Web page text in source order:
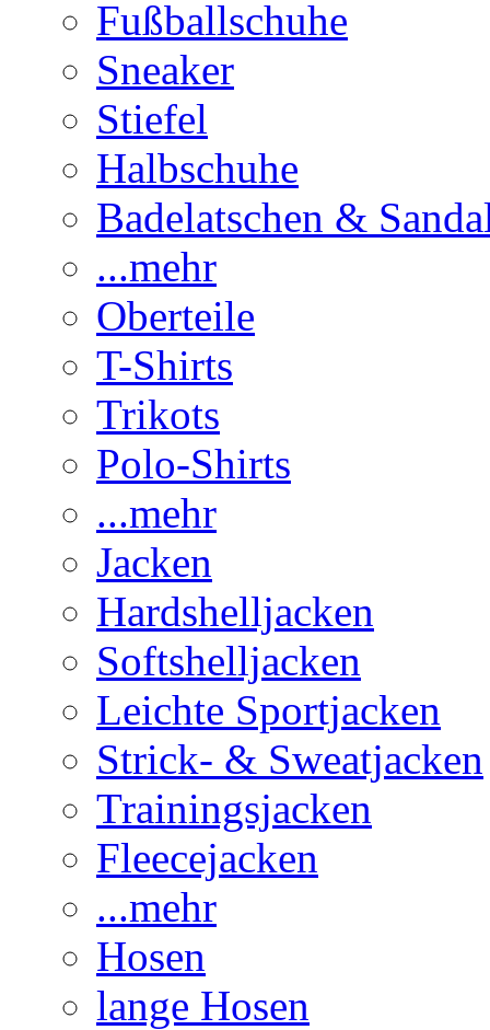
Fußballschuhe
Sneaker
Stiefel
Halbschuhe
Badelatschen &
...mehr
Oberteile
T-Shirts
Trikots
Polo-Shirts
...mehr
Jacken
Hardshelljacken
Softshelljacken
Leichte Sportjacken
Strick- & Sweatjacken
Trainingsjacken
Fleecejacken
...mehr
Hosen
lange Hosen